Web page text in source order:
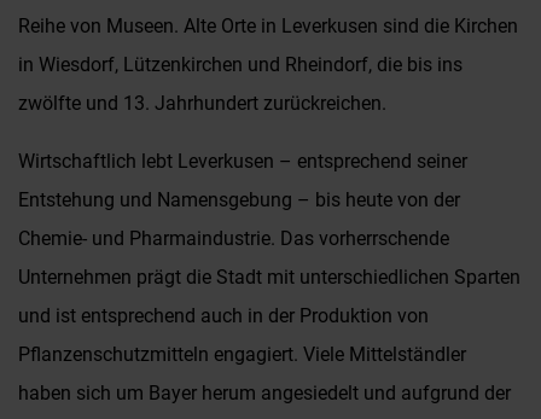
Reihe von Museen. Alte Orte in Leverkusen sind die Kirchen
in Wiesdorf, Lützenkirchen und Rheindorf, die bis ins
zwölfte und 13. Jahrhundert zurückreichen.
Wirtschaftlich lebt Leverkusen – entsprechend seiner
Entstehung und Namensgebung – bis heute von der
Chemie- und Pharmaindustrie. Das vorherrschende
Unternehmen prägt die Stadt mit unterschiedlichen Sparten
und ist entsprechend auch in der Produktion von
Pflanzenschutzmitteln engagiert. Viele Mittelständler
haben sich um Bayer herum angesiedelt und aufgrund der